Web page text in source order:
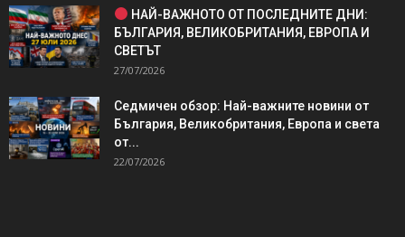
НАЙ-ВАЖНОТО ОТ ПОСЛЕДНИТЕ ДНИ:
БЪЛГАРИЯ, ВЕЛИКОБРИТАНИЯ, ЕВРОПА И
СВЕТЪТ
27/07/2026
Седмичен обзор: Най-важните новини от
България, Великобритания, Европа и света
от...
22/07/2026